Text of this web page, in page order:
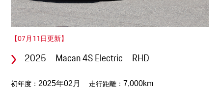
【07月11日更新】
2025 Macan 4S Electric RHD
初年度：2025年02月 走行距離：7,000km